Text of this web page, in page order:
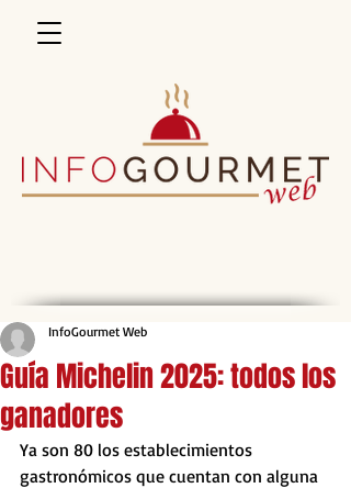
Guía Michelin 2025: todos los
ganadores
InfoGourmet Web
Ya son 80 los establecimientos
gastronómicos que cuentan con alguna